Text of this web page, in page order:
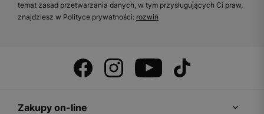
temat zasad przetwarzania danych, w tym przysługujących Ci praw,
znajdziesz w Polityce prywatności: rozwiń
Zakupy on-line